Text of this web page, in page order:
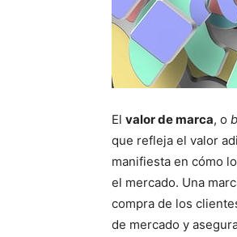
El valor de marca, o
que refleja el valor
manifiesta en cómo
el mercado. Una
compra de los
de mercado y